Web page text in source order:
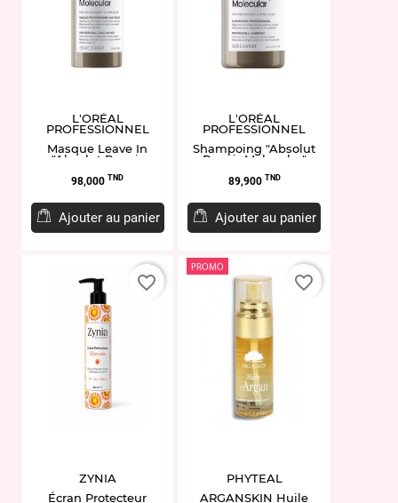
L'ORÉAL
PROFESSIONNEL
Masque Leave In
"Absolut Repair
Prix
98,000 TND
Ajouter au panier
L'ORÉAL
PROFESSIONNEL
Shampoing "Absolut
Repair Molecular"
Prix
89,900 TND
Ajouter au panier
ZYNIA
Écran Protecteur
favorite_border
PROMO
PHYTEAL
ARGANSKIN Huile
favorite_border